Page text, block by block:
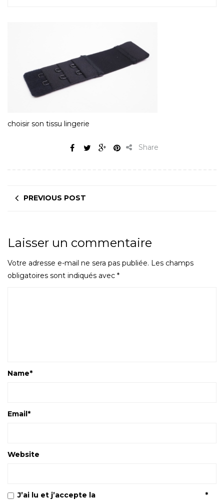
choisir son tissu lingerie
Share
PREVIOUS POST
Laisser un commentaire
Votre adresse e-mail ne sera pas publiée. Les champs
obligatoires sont indiqués avec *
Name*
Email*
Website
J’ai lu et j’accepte la *